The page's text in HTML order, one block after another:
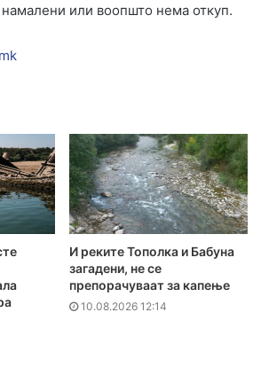
или воопшто нема откуп.
И реките Тополка и Бабуна
загадени, не се
препорачуваат за капење
10.08.2026 12:14